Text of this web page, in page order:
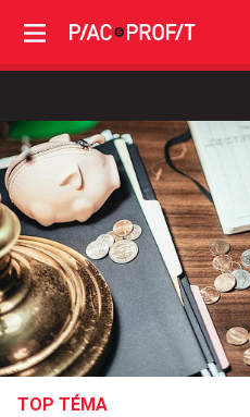
TOP TÉMA